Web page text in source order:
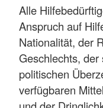
Alle
Anspruch auf
Nationalität, der
Geschlechts,
politischen
verfügbaren